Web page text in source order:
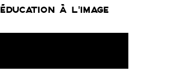
ÉDUCATION À L’IMAGE